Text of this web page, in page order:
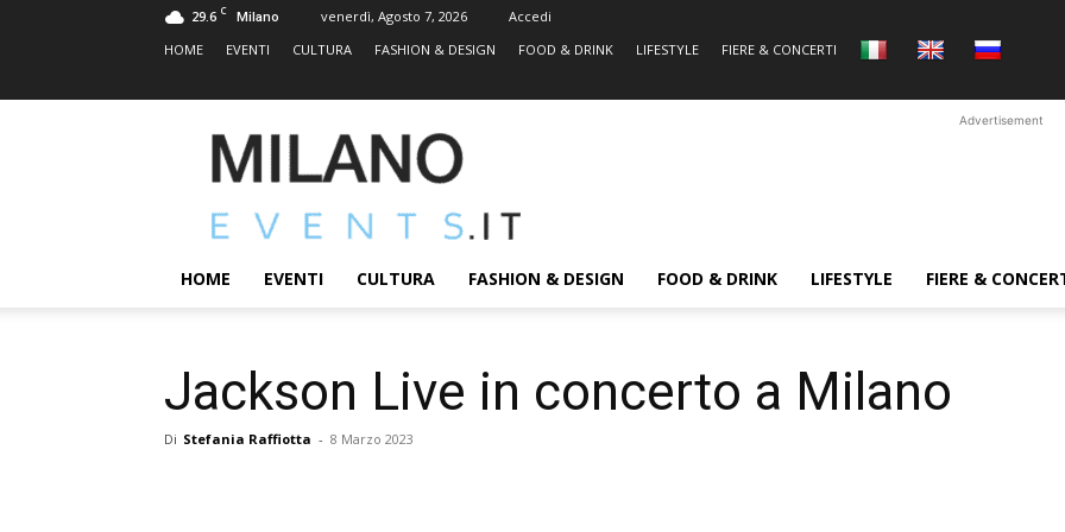
29.6 C Milano venerdì, Agosto 7, 2026
Accedi
HOME
EVENTI CULTURA FASHION & DESIGN FOOD & DRINK LIFESTYLE FIERE & CONCERTI
MILANOEVENTS.IT
|
2.0
ed
Eventi
Advertisement
HOME EVENTI CULTURA FASHION & DESIGN FOOD & DRINK LIFESTYLE FIERE &
Jackson Live in concerto a Milano
Di Stefania Raffiotta - 8 Marzo 2023